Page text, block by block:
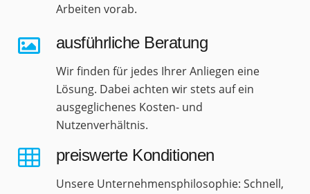
Arbeiten vorab.
ausführliche Beratung
Wir finden für jedes Ihrer Anliegen eine
Lösung. Dabei achten wir stets auf ein
ausgeglichenes Kosten- und
Nutzenverhältnis.
preiswerte Konditionen
Unsere Unternehmensphilosophie: Schnell,